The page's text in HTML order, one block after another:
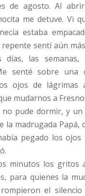
de agosto. Al
me detuve. Vi
estaba
sentí aún
días, las semanas,
senté sobre una
ojos de lágrimas
mudarnos a Fresno.
no pude dormir, y
la madrugada Papá,
pegado los ojos
minutos los gritos
para quienes la
el silencio